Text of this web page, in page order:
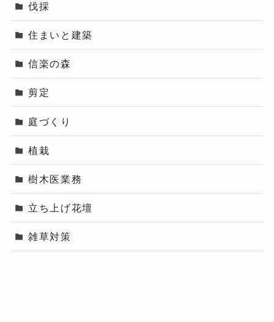
伐採
住まいと建築
信楽の森
剪定
庭づくり
植栽
樹木医業務
立ち上げ花壇
雑草対策